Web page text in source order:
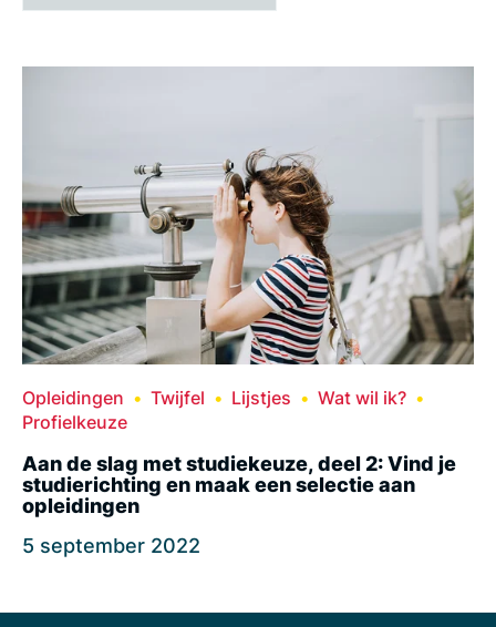
Opleidingen Twijfel Lijstjes
Wat wil ik?
Profielkeuze
Aan de slag met studiekeuze, deel 2: Vind je
studierichting en maak een selectie aan
opleidingen
5 september 2022